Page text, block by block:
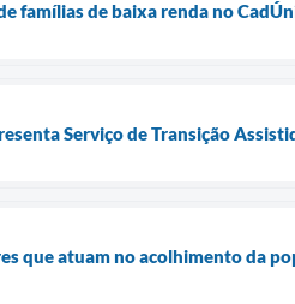
famílias de baixa renda no
Serviço de Transição
que atuam no acolhimento da